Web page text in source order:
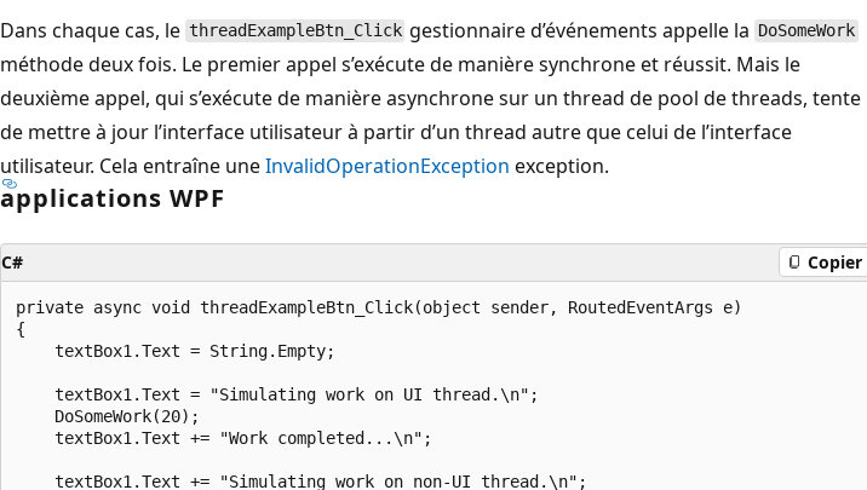
Dans chaque cas, le threadExampleBtn_Click gestionnaire d’événements appelle la DoSomeWork
méthode deux fois. Le premier appel s’exécute de manière synchrone et réussit. Mais le
deuxième appel, qui s’exécute de manière asynchrone sur un thread de pool de threads, tente
de mettre à jour l’interface utilisateur à partir d’un thread autre que celui de l’interface
utilisateur. Cela entraîne uneInvalidOperationException exception.
applications WPF
C# Copier
private async void threadExampleBtn_Click(object sender, RoutedEventArgs e)
{
    textBox1.Text = String.Empty;
    textBox1.Text = "Simulating work on UI thread.\n";
    DoSomeWork(20);
    textBox1.Text += "Work completed...\n";
    textBox1.Text += "Simulating work on non-UI thread.\n";